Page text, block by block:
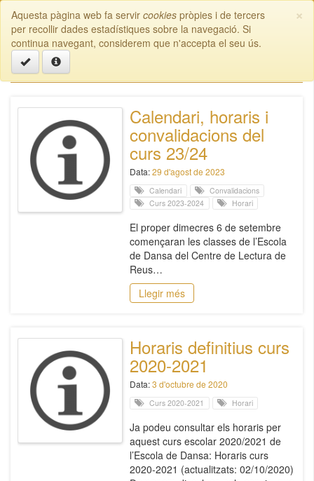
×
Aquesta pàgina web fa servir cookies pròpies i de tercers
per recollir dades estadístiques sobre la navegació. Si
continua navegant, considerem que n'accepta el seu ús.
Escola de Dansa | Reus
Etiqueta: Horari
Calendari, horaris i
convalidacions del
curs 23/24
Data:29 d'agost de 2023
Calendari
Convalidacions
Curs 2023-2024
Horari
El proper dimecres 6 de setembre
començaran les classes de l’Escola
de Dansa del Centre de Lectura de
Reus…
Llegir més
Horaris definitius curs
2020-2021
Data:3 d'octubre de 2020
Curs 2020-2021 Horari
Ja podeu consultar els horaris per
aquest curs escolar 2020/2021 de
l’Escola de Dansa: Horaris curs
2020-2021 (actualitzats: 02/10/2020)